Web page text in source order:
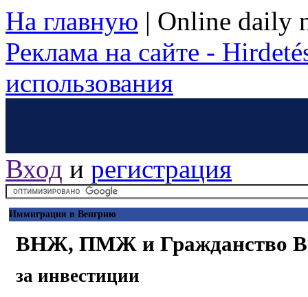
На главную | Online daily
Реклама на сайте -
использования
Вход и регистрация
Иммиграция в Венгрию
ВНЖ, ПМЖ и Гражданство
за инвестиции